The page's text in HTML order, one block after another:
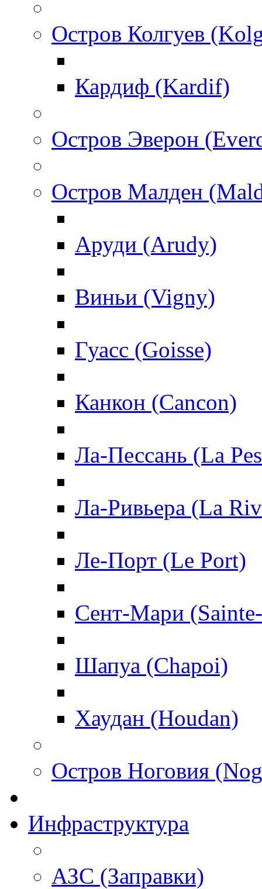
Остров Колгуев
Кардиф (Kardif)
Остров Эверон
Остров Малден
Аруди (Arudy)
Виньи (Vigny)
Гуасс (Goisse)
Канкон (Cancon)
Ла-Пессань (La
Ла-Ривьера (La
Ле-Порт (Le Port)
Сент-Мари
Шапуа (Chapoi)
Хаудан (Houdan)
Остров Ноговия
Инфраструктура
АЗС (Заправки)